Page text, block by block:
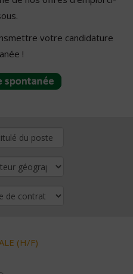
votre candidature
!
(H/F)